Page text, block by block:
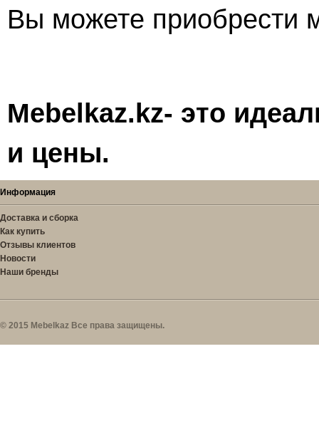
Вы можете приобрести
Mebelkaz.kz- это
и цены.
Информация
Доставка и сборка
Как купить
Отзывы клиентов
Новости
Наши бренды
© 2015 Mebelkaz Все права защищены.